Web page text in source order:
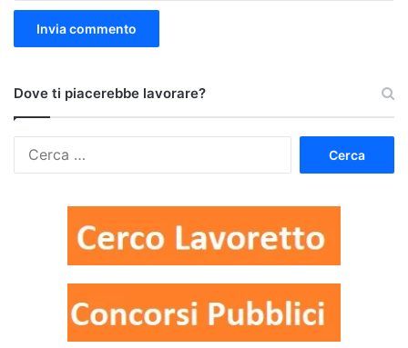
Dove ti piacerebbe lavorare?